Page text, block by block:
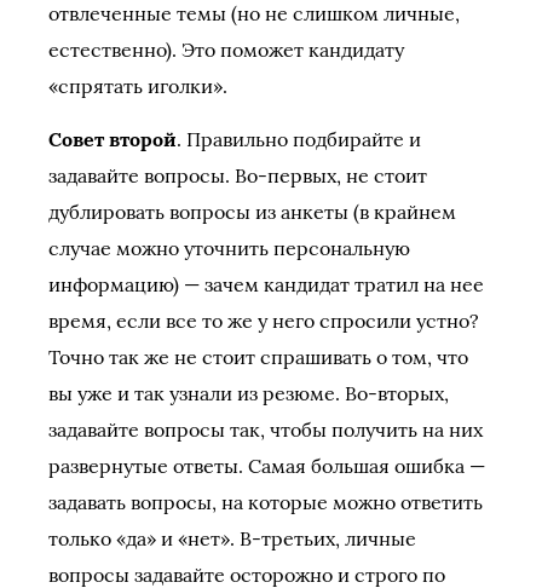
отвлеченные темы (но не слишком личные,
естественно). Это поможет кандидату
«спрятать иголки».
Совет второй. Правильно подбирайте и
задавайте вопросы. Во-первых, не стоит
дублировать вопросы из анкеты (в крайнем
случае можно уточнить персональную
информацию) — зачем кандидат тратил на нее
время, если все то же у него спросили устно?
Точно так же не стоит спрашивать о том, что
вы уже и так узнали из резюме. Во-вторых,
задавайте вопросы так, чтобы получить на них
развернутые ответы. Самая большая ошибка —
задавать вопросы, на которые можно ответить
только «да» и «нет». В-третьих, личные
вопросы задавайте осторожно и строго по